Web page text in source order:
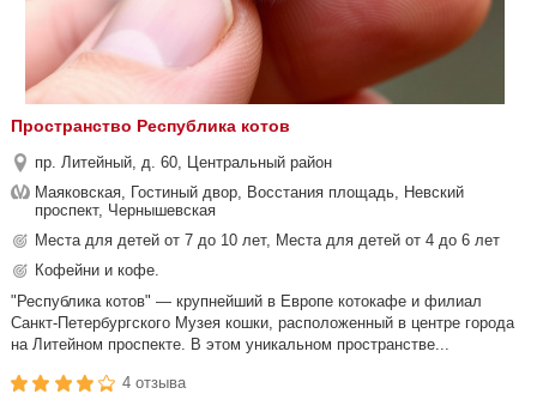
Пространство Республика котов
пр. Литейный, д. 60, Центральный район
Маяковская, Гостиный двор, Восстания площадь, Невский
проспект, Чернышевская
Места для детей от 7 до 10 лет, Места для детей от 4 до 6 лет
Кофейни и кофе.
"Республика котов" — крупнейший в Европе котокафе и филиал
Санкт-Петербургского Музея кошки, расположенный в центре города
на Литейном проспекте. В этом уникальном пространстве...
4 отзыва